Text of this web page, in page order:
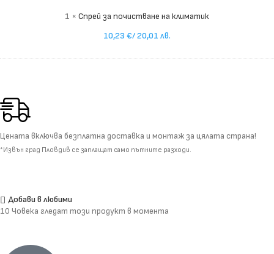
1 × Спрей за почистване на климатик
10,23 €/ 20,01 лв.
Цената включва безплатна доставка и монтаж за цялата страна!
*Извън град Пловдив се заплащат само пътните разходи.
Добави в любими
10 Човека гледат този продукт в момента